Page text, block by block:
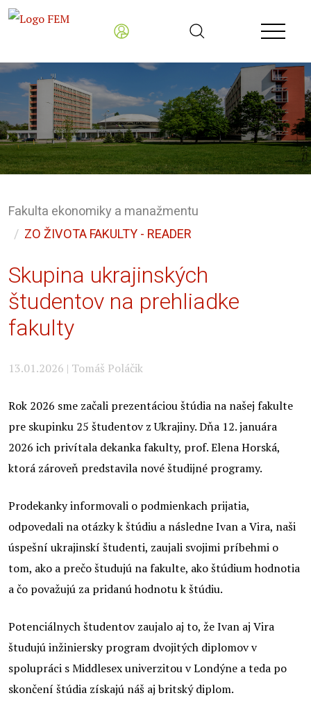
Fakulta ekonomiky a manažmentu
ZO ŽIVOTA FAKULTY - READER
Skupina ukrajinských
študentov na prehliadke
fakulty
13.01.2026 | Tomáš Poláčik
Rok 2026 sme začali prezentáciou štúdia na našej fakulte
pre skupinku 25 študentov z Ukrajiny. Dňa 12. januára
2026 ich privítala dekanka fakulty, prof. Elena Horská,
ktorá zároveň predstavila nové študijné programy.
Prodekanky informovali o podmienkach prijatia,
odpovedali na otázky k štúdiu a následne Ivan a Vira, naši
úspešní ukrajinskí študenti, zaujali svojimi príbehmi o
tom, ako a prečo študujú na fakulte, ako štúdium hodnotia
a čo považujú za pridanú hodnotu k štúdiu.
Potenciálnych študentov zaujalo aj to, že Ivan aj Vira
študujú inžiniersky program dvojitých diplomov v
spolupráci s Middlesex univerzitou v Londýne a teda po
skončení štúdia získajú náš aj britský diplom.